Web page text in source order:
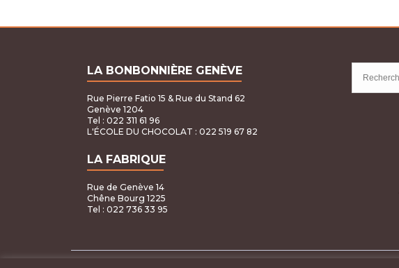
LA BONBONNIÈRE GENÈVE
Rue Pierre Fatio 15 & Rue du Stand 62
Genève 1204
Tel : 022 311 61 96
L'ÉCOLE DU CHOCOLAT : 022 519 67 82
LA FABRIQUE
Rue de Genève 14
Chêne Bourg 1225
Tel : 022 736 33 95